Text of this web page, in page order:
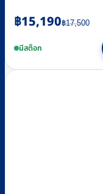
฿17,500
Original
price
was:
฿15,190
Current
price
is:มีสต็อก